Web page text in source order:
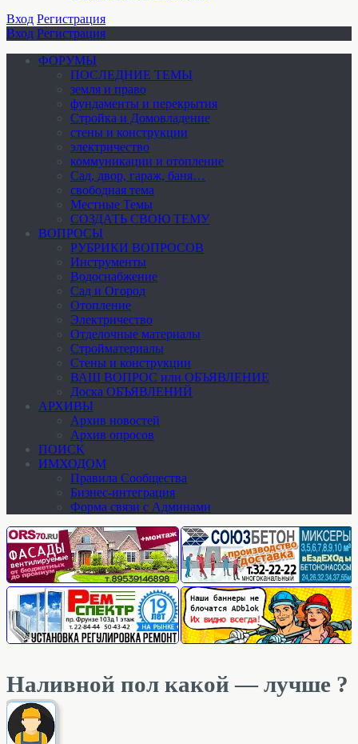
Вход Регистрация
Вход Регистрация
ФОРУМЫ
ПОСЛЕДНИЕ ТЕМЫ
земля и право
фундаменты и перекрытия
Стройка и Домовладение
стены и конструкции
электричество
коммуникации и отопление
Cад, двор, гараж, баня…
свободная тема
Местные Темы
СОЗДАТЬ СВОЮ ТЕМУ
ВОПРОСЫ
РУБРИКИ ВОПРОСОВ
Инструменты
Водоснабжение
Сад и Огород
Отопление
Электричество
Отделочные материалы
Стройматериалы
Стены и конструкции
ВАШ ВОПРОС или ОБЪЯВЛЕНИЕ
Доска ОБЪЯВЛЕНИЙ
АРХИВЫ
Архив новостей
Архив опросов
ПОИСК
ИМХОДОМ
Правила Сообщества
Бизнес-интеграция
Форма связи с Админами
Наливной пол какой — лучше ?